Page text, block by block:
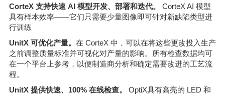
CorteX 支持快速 AI 模型开发、部署和迭代。
CorteX AI 模型
具有样本效率——它们只需要少量图像即可针对新缺陷类型进
行训练
UnitX 可优化产量。 在 CorteX 中，可以在将这些更改投入生产
之前调整质量标准并可视化对产量的影响。所有检查数据均可
在一个平台上参考，以便制造商分析和确定需要改进的工艺流
程。
UnitX 提供快速、100% 在线检查。
OptiX具有高亮的 LED 和